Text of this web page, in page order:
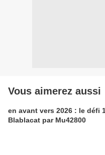
Vous aimerez aussi
en avant vers 2026 : le défi
Blablacat par Mu42800